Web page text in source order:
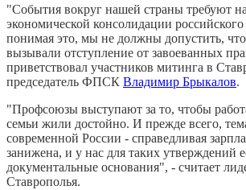
"События вокруг нашей страны требуют
экономической консолидации
понимая это, мы не должны допустить,
вызывали отступление от завоеванных
приветствовал участников митинга в
председатель ФПСК Владимир Брыкалов.
"Профсоюзы выступают за то, чтобы
семьи жили достойно. И прежде всего,
современной России - справедливая
занижена, и у нас для таких утверждений
документальные основания", - считает
Ставрополья.